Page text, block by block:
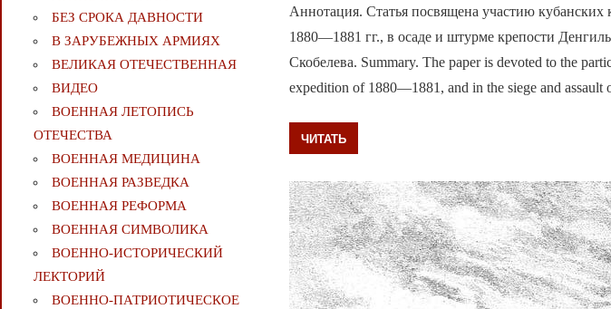
Аннотация. Статья посвящена участию кубанских
1880—1881 гг., в осаде и штурме крепости
Скобелева. Summary. The paper is devoted to the
expedition of 1880—1881, and in the siege and assault
ЧИТАТЬ
БЕЗ СРОКА ДАВНОСТИ
В ЗАРУБЕЖНЫХ АРМИЯХ
ВЕЛИКАЯ ОТЕЧЕСТВЕННАЯ
ВИДЕО
ВОЕННАЯ ЛЕТОПИСЬ
ОТЕЧЕСТВА
ВОЕННАЯ МЕДИЦИНА
ВОЕННАЯ РАЗВЕДКА
ВОЕННАЯ РЕФОРМА
ВОЕННАЯ СИМВОЛИКА
ВОЕННО-ИСТОРИЧЕСКИЙ
ЛЕКТОРИЙ
ВОЕННО-ПАТРИОТИЧЕСКОЕ